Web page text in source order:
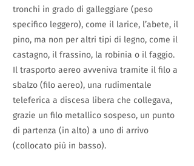
tronchi in grado di galleggiare (peso
specifico leggero), come il larice, l’abete, il
pino, ma non per altri tipi di legno, come il
castagno, il frassino, la robinia o il faggio.
Il trasporto aereo avveniva tramite il filo a
sbalzo (filo aereo), una rudimentale
teleferica a discesa libera che collegava,
grazie un filo metallico sospeso, un punto
di partenza (in alto) a uno di arrivo
(collocato più in basso).